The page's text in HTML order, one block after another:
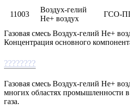
11003
Воздух-гелий
Не+ воздух
ГСО-
Газовая смесь Воздух-гелий Не+
Концентрация основного
????????
Газовая смесь Воздух-гелий Не+
многих областях промышленности в
газа.